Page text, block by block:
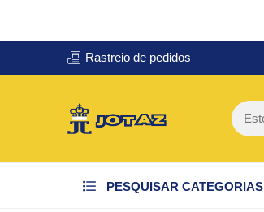
Rastreio de pedidos
PESQUISAR CATEGORIAS